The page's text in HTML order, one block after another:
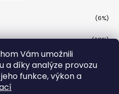
Vám umožnili
a díky analýze provozu
funkce, výkon a
(6%)
(28%)